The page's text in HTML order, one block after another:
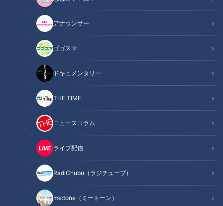
アナウンサー
ゴゴスマ
ドキュメンタリー
THE TIME,
ニュースコラム
ライブ配信
RadiChubu（ラジチューブ）
me:tone（ミートーン）
【まさか】解凍してもフカフカのスポンジが24時間買える
自動販売機の秘密
カカオの割合125％！グルテンフリーのショコラ！
オススメ関連コンテンツ
【まさか】解凍してもフカフカのスポンジが24時
間買える自動販売機の秘密